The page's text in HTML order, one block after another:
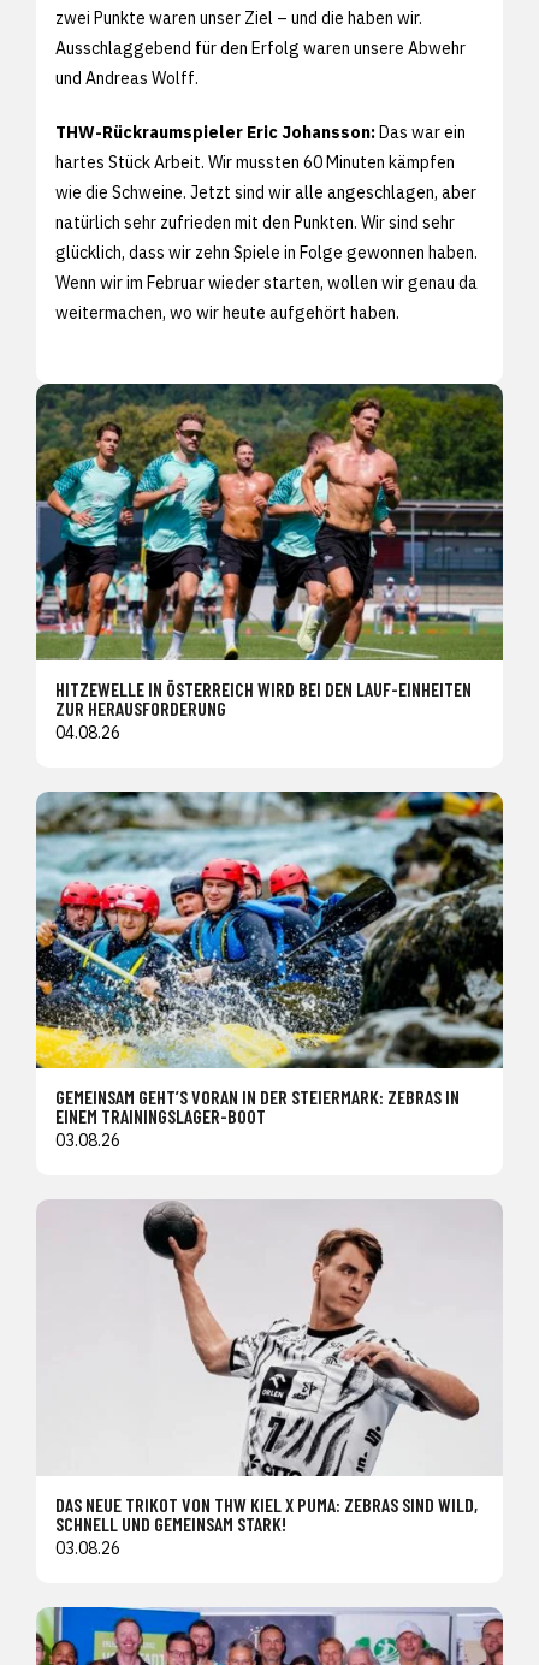
zwei Punkte waren unser Ziel – und die haben wir.
Ausschlaggebend für den Erfolg waren unsere Abwehr
und Andreas Wolff.
THW-Rückraumspieler Eric Johansson:Das war ein
hartes Stück Arbeit. Wir mussten 60 Minuten kämpfen
wie die Schweine. Jetzt sind wir alle angeschlagen, aber
natürlich sehr zufrieden mit den Punkten. Wir sind sehr
glücklich, dass wir zehn Spiele in Folge gewonnen haben.
Wenn wir im Februar wieder starten, wollen wir genau da
weitermachen, wo wir heute aufgehört haben.
HITZEWELLE IN ÖSTERREICH WIRD BEI DEN LAUF-EINHEITEN
ZUR HERAUSFORDERUNG
04.08.26
GEMEINSAM GEHT’S VORAN IN DER STEIERMARK: ZEBRAS IN
EINEM TRAININGSLAGER-BOOT
03.08.26
DAS NEUE TRIKOT VON THW KIEL X PUMA: ZEBRAS SIND WILD,
SCHNELL UND GEMEINSAM STARK!
03.08.26